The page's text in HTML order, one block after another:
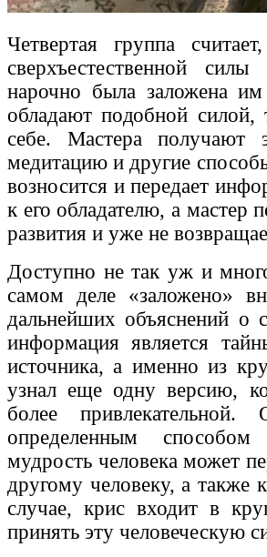
Четвертая группа
сверхъестественной
нарочно была заложена
обладают подобной
себе. Мастера получают
медитацию и другие
возносится и передает
к его обладателю, а мастер
развития и уже не
Доступно не так уж и
самом деле «заложено»
дальнейших объяснений о
информация является
источника, а именно из
узнал еще одну версию,
более
определенным способом
мудрость человека может
другому человеку, а
случае, крис входит в
принять эту человеческую